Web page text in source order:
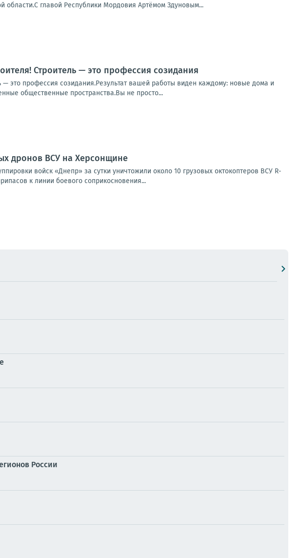
главой Республики Мордовия Артёмом Здуновым...
Строитель — это профессия созидания
это профессия созидания.Результат вашей работы виден каждому: новые дома и
общественные пространства.Вы не просто...
дронов ВСУ на Херсонщине
войск «Днепр» за сутки уничтожили около 10 грузовых октокоптеров ВСУ R-
к линии боевого соприкосновения...
России